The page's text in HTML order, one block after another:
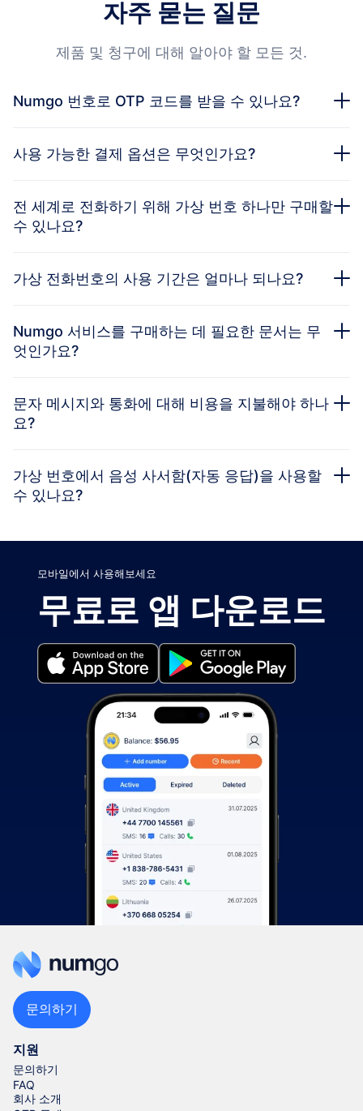
자주 묻는 질문
제품 및 청구에 대해 알아야 할 모든 것.
Numgo 번호로 OTP 코드를 받을 수 있나요?
사용 가능한 결제 옵션은 무엇인가요?
전 세계로 전화하기 위해 가상 번호 하나만 구매할
수 있나요?
가상 전화번호의 사용 기간은 얼마나 되나요?
Numgo 서비스를 구매하는 데 필요한 문서는 무
엇인가요?
문자 메시지와 통화에 대해 비용을 지불해야 하나
요?
가상 번호에서 음성 사서함(자동 응답)을 사용할
수 있나요?
모바일에서 사용해보세요
무료로 앱 다운로드
지원
문의하기
FAQ
회사 소개
문의하기